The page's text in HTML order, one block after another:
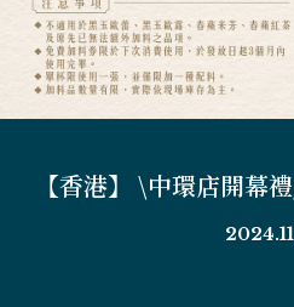
【香港】 \中環店開幕